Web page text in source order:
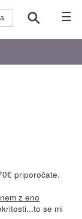
☰
priporočate.
z eno
se mi